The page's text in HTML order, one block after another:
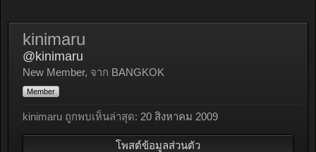
kinimaru
@kinimaru
New Member, จาก BANGKOK
Member
kinimaru ถูกพบเห็นล่าสุด: 20 สิงหาคม 2009
โพสต์ข้อมูลส่วนตัว